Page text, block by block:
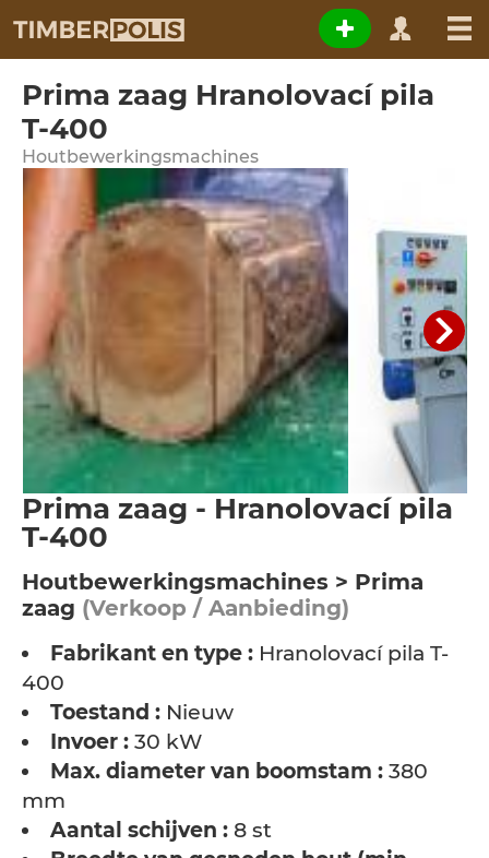
Prima zaag Hranolovací pila
T-400
Houtbewerkingsmachines
Prima zaag - Hranolovací pila
T-400
Houtbewerkingsmachines > Prima
zaag (Verkoop / Aanbieding)
Fabrikant en type : Hranolovací pila T-
400
Toestand : Nieuw
Invoer : 30 kW
Max. diameter van boomstam : 380
mm
Aantal schijven : 8 st